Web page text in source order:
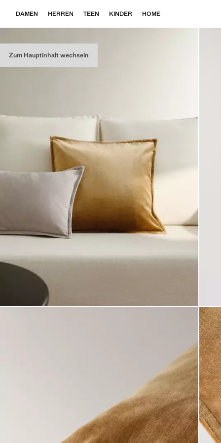
Zum Hauptinhalt wechseln
DAMEN HERREN TEEN KINDER HOME